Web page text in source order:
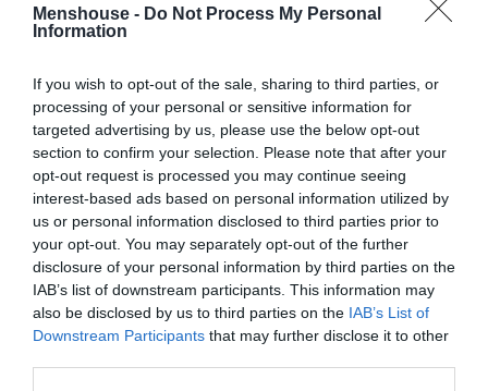
Menshouse - Do Not Process My Personal
Information
If you wish to opt-out of the sale, sharing to third parties, or
processing of your personal or sensitive information for
targeted advertising by us, please use the below opt-out
section to confirm your selection. Please note that after your
opt-out request is processed you may continue seeing
interest-based ads based on personal information utilized by
us or personal information disclosed to third parties prior to
your opt-out. You may separately opt-out of the further
disclosure of your personal information by third parties on the
IAB’s list of downstream participants. This information may
also be disclosed by us to third parties on the IAB’s List of
Downstream Participants that may further disclose it to other
Με την υπογραφή του BBC:Η σειρά που έρχεται
άμεσα στην ελληνική TV για να γίνει το νέο Grand
Hotel